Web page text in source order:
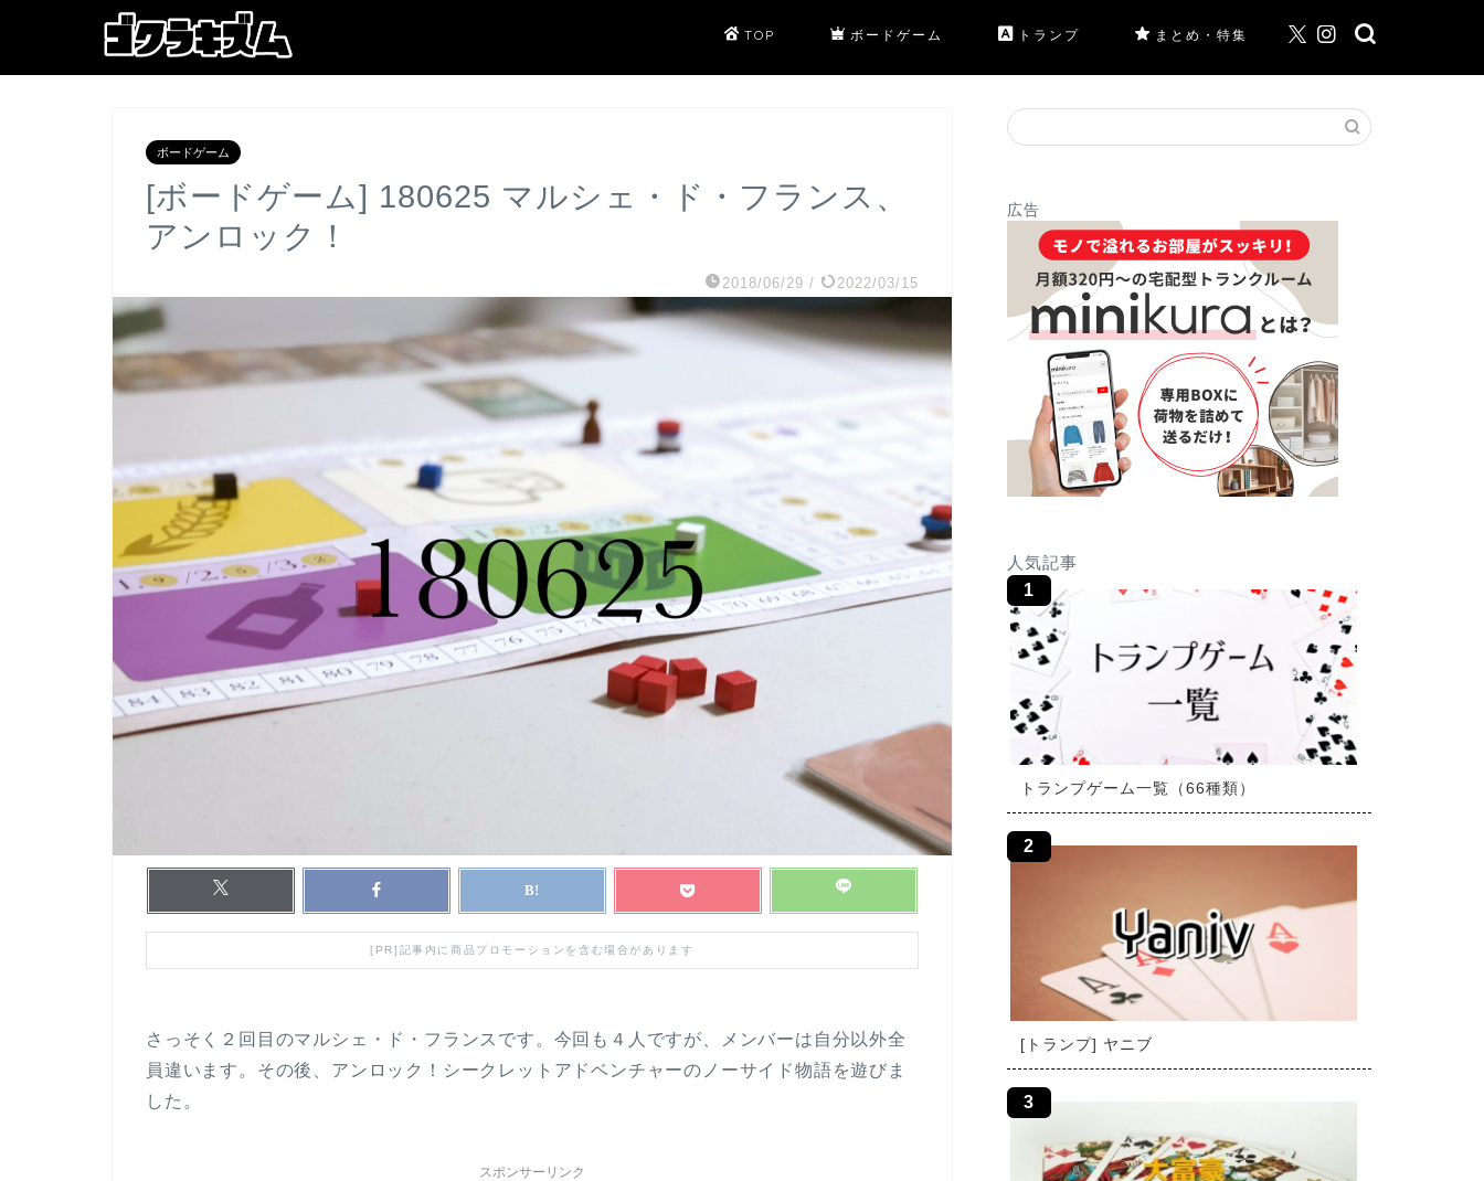
TOP ボードゲーム トランプ まとめ・特集
ボードゲーム
[ボードゲーム] 180625 マルシェ・ド・フランス、
アンロック！
2018/06/29 / 2022/03/15
[PR]記事内に商品プロモーションを含む場合があります
さっそく２回目のマルシェ・ド・フランスです。今回も４人ですが、メンバーは自分以外全
員違います。その後、アンロック！シークレットアドベンチャーのノーサイド物語を遊びま
した。
スポンサーリンク
広告
人気記事
トランプゲーム一覧（66種類）
[トランプ] ヤニブ